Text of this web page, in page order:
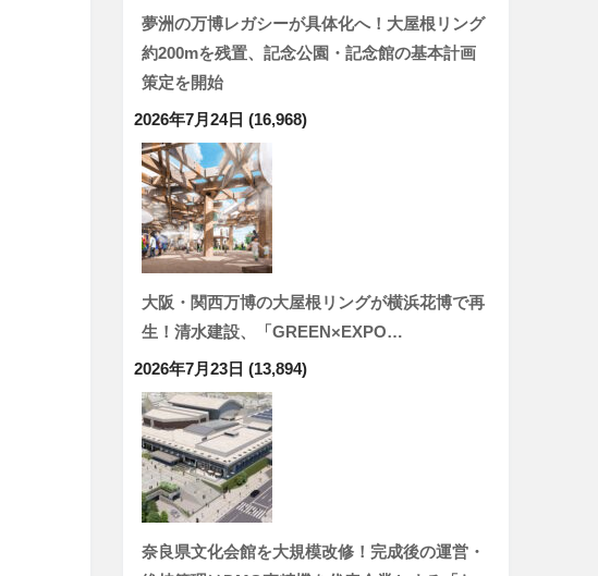
夢洲の万博レガシーが具体化へ！大屋根リング
約200mを残置、記念公園・記念館の基本計画
策定を開始
2026年7月24日 (16,968)
大阪・関西万博の大屋根リングが横浜花博で再
生！清水建設、「GREEN×EXPO…
2026年7月23日 (13,894)
奈良県文化会館を大規模改修！完成後の運営・